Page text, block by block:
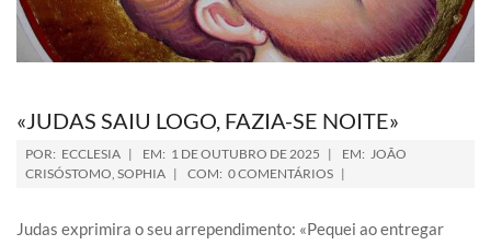
«JUDAS SAIU LOGO, FAZIA-SE NOITE»
POR: ECCLESIA EM: 1 DE OUTUBRO DE 2025 EM: JOÃO
CRISÓSTOMO, SOPHIA COM: 0 COMENTÁRIOS
Judas exprimira o seu arrependimento: «Pequei ao entregar